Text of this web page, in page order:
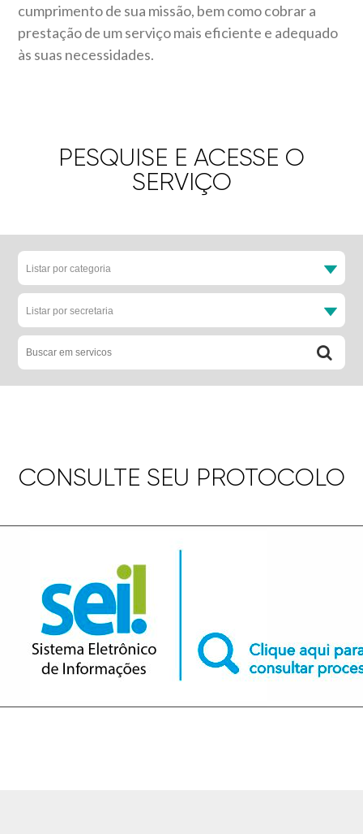
cumprimento de sua missão, bem como cobrar a
prestação de um serviço mais eficiente e adequado
às suas necessidades.
PESQUISE E ACESSE O
SERVIÇO
Listar por categoria
Listar por secretaria
CONSULTE SEU PROTOCOLO